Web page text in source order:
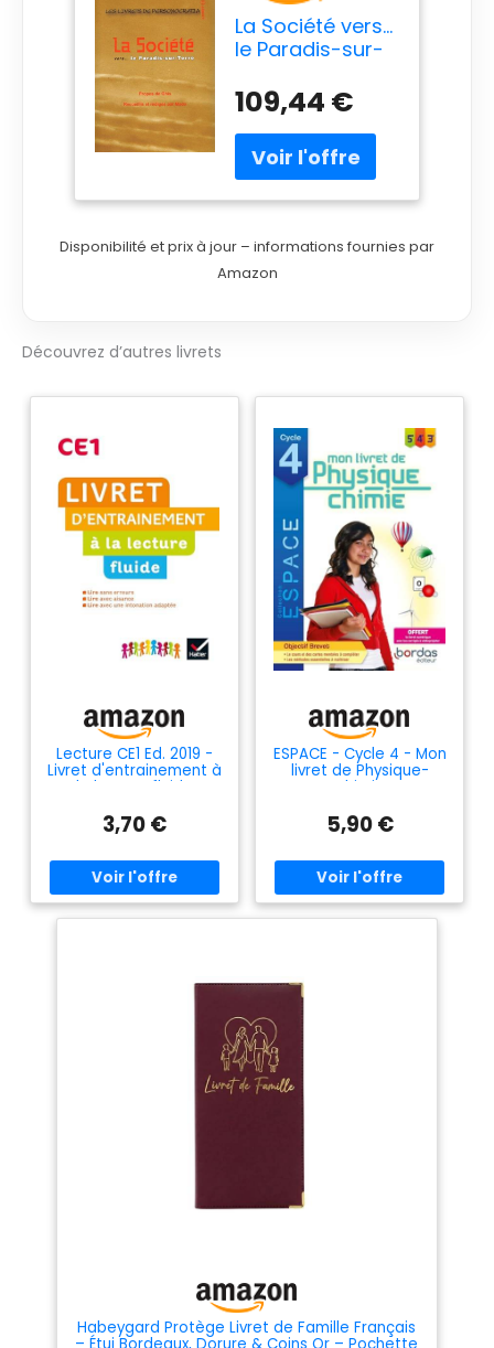
La Société vers...
le Paradis-sur-
109,44 €
Disponibilité et prix à jour – informations fournies par
Amazon
Découvrez d’autres livrets
Lecture CE1 Ed. 2019 -
Livret d'entrainement à
la lecture fluide
3,70 €
ESPACE - Cycle 4 - Mon
livret de Physique-
Chimie
5,90 €
Habeygard Protège Livret de Famille Français